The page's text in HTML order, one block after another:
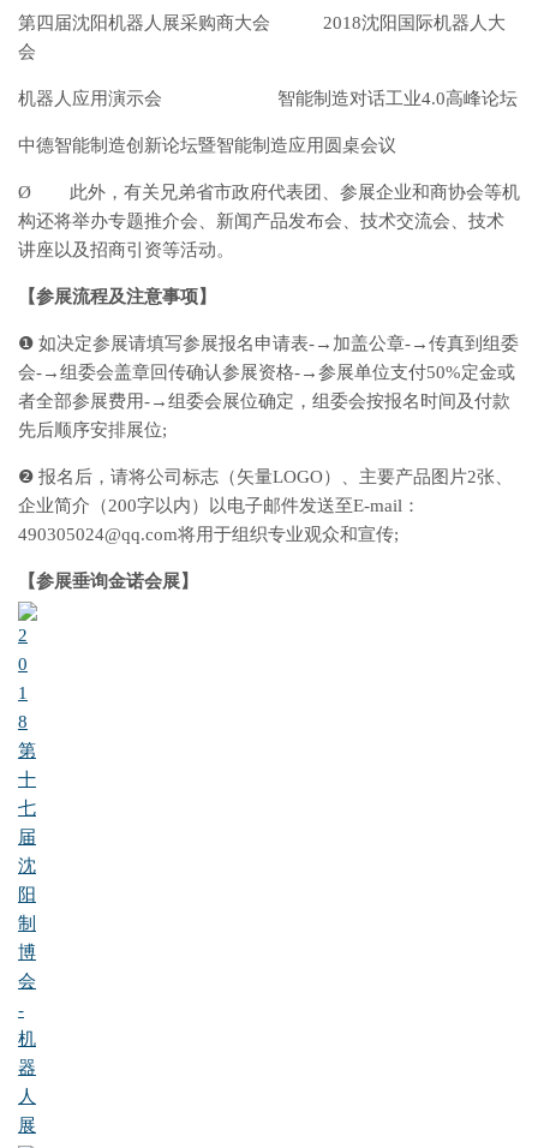
第四届沈阳机器人展采购商大会 2018沈阳国际机器人大
会
机器人应用演示会 智能制造对话工业4.0高峰论坛
中德智能制造创新论坛暨智能制造应用圆桌会议
Ø 此外，有关兄弟省市政府代表团、参展企业和商协会等机
构还将举办专题推介会、新闻产品发布会、技术交流会、技术
讲座以及招商引资等活动。
【参展流程及注意事项】
❶ 如决定参展请填写参展报名申请表-→加盖公章-→传真到组委
会-→组委会盖章回传确认参展资格-→参展单位支付50%定金或
者全部参展费用-→组委会展位确定，组委会按报名时间及付款
先后顺序安排展位;
❷ 报名后，请将公司标志（矢量LOGO）、主要产品图片2张、
企业简介（200字以内）以电子邮件发送至E-mail：
490305024@qq.com将用于组织专业观众和宣传;
【参展垂询金诺会展】